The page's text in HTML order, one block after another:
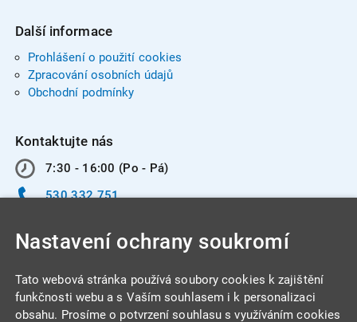
Další informace
Prohlášení o použití cookies
Zpracování osobních údajů
Obchodní podmínky
Kontaktujte nás
7:30 - 16:00 (Po - Pá)
530 332 751
Nastavení ochrany soukromí
Tato webová stránka používá soubory cookies k zajištění
funkčnosti webu a s Vaším souhlasem i k personalizaci
obsahu. Prosíme o potvrzení souhlasu s využíváním cookies